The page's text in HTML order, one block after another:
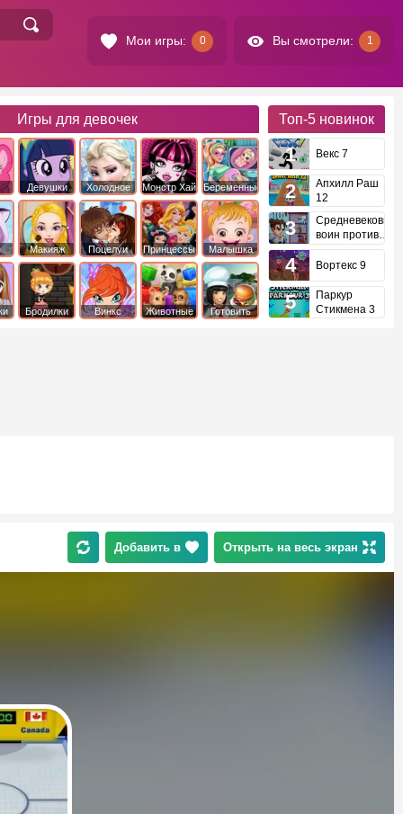
Мои игры: 0 Вы смотрели: 1
Игры для девочек
Девушки
Эквестрии
Холодное
Сердце
Монстр Хай Беременные
Макияж Поцелуи
Принцессы
Диснея
Малышка
Хейзел
Бродилки Винкс Животные
Готовить
Топ-5 новинок
Векс 7
Апхилл Раш
12
Средневековый
воин против
Вортекс 9
Паркур
Стикмена 3
Добавить в Открыть на весь экран